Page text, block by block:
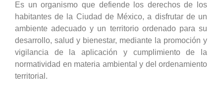
Es un organismo que defiende los derechos de los
habitantes de la Ciudad de México, a disfrutar de un
ambiente adecuado y un territorio ordenado para su
desarrollo, salud y bienestar, mediante la promoción y
vigilancia de la aplicación y cumplimiento de la
normatividad en materia ambiental y del ordenamiento
territorial.